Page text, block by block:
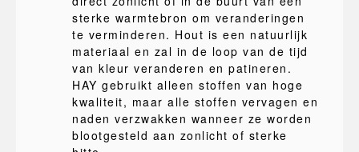
sterke warmtebron om veranderingen
te verminderen. Hout is een natuurlijk
materiaal en zal in de loop van de tijd
van kleur veranderen en patineren.
HAY gebruikt alleen stoffen van hoge
kwaliteit, maar alle stoffen vervagen en
naden verzwakken wanneer ze worden
blootgesteld aan zonlicht of sterke